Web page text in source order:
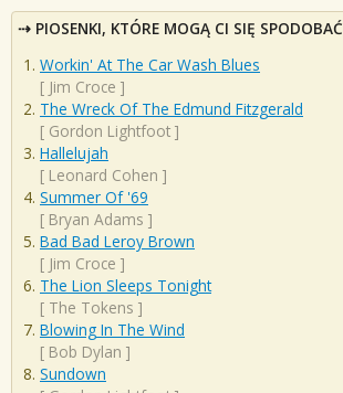
PIOSENKI, KTÓRE MOGĄ CI SIĘ SPODOBAĆ
Workin' At The Car Wash Blues
[ Jim Croce ]
The Wreck Of The Edmund Fitzgerald
[ Gordon Lightfoot ]
Hallelujah
[ Leonard Cohen ]
Summer Of '69
[ Bryan Adams ]
Bad Bad Leroy Brown
[ Jim Croce ]
The Lion Sleeps Tonight
[ The Tokens ]
Blowing In The Wind
[ Bob Dylan ]
Sundown